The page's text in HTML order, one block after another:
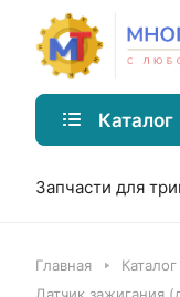
Каталог
Запчасти для
Главная Каталог